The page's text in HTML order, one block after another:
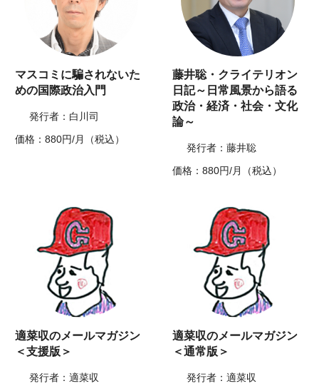
マスコミに騙されないた
めの国際政治入門
発行者：白川司
価格：880円/月（税込）
藤井聡・クライテリオン
日記～日常風景から語る
政治・経済・社会・文化
論～
発行者：藤井聡
価格：880円/月（税込）
適菜収のメールマガジン
＜支援版＞
発行者：適菜収
適菜収のメールマガジン
＜通常版＞
発行者：適菜収